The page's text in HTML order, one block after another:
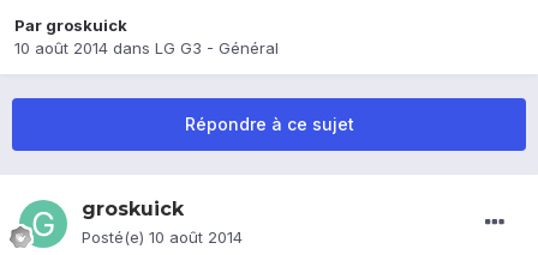
Par groskuick
10 août 2014 dans LG G3 - Général
Répondre à ce sujet
groskuick
Posté(e) 10 août 2014